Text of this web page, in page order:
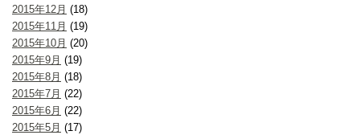
2015年12月 (18)
2015年11月 (19)
2015年10月 (20)
2015年9月 (19)
2015年8月 (18)
2015年7月 (22)
2015年6月 (22)
2015年5月 (17)